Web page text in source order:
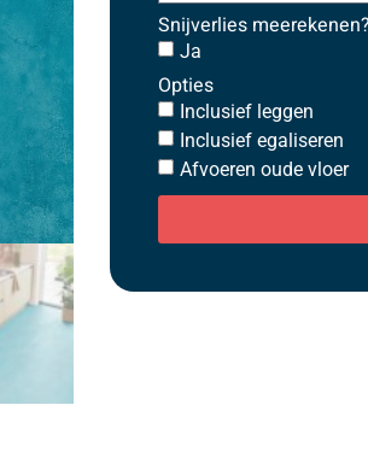
Snijverlies meerekenen?
Ja
Opties
Inclusief leggen
Inclusief egaliseren
Afvoeren oude vloer